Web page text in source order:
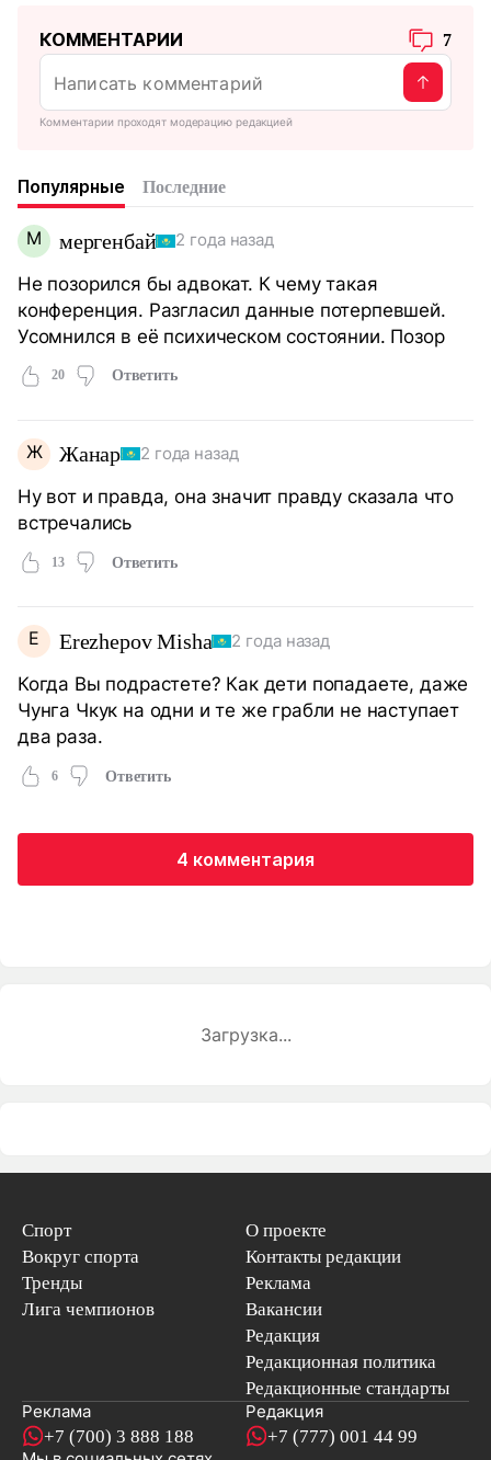
КОММЕНТАРИИ 7
Комментарии проходят модерацию редакцией
Популярные Последние
М мергенбай 2 года назад
Не позорился бы адвокат. К чему такая
конференция. Разгласил данные потерпевшей.
Усомнился в её психическом состоянии. Позор
20 Ответить
Ж Жанар 2 года назад
Ну вот и правда, она значит правду сказала что
встречались
13 Ответить
E Erezhepov Misha 2 года назад
Когда Вы подрастете? Как дети попадаете, даже
Чунга Чкук на одни и те же грабли не наступает
два раза.
6 Ответить
4 комментария
Загрузка...
Спорт
Вокруг спорта
Тренды
Лига чемпионов
О проекте
Контакты редакции
Реклама
Вакансии
Редакция
Редакционная политика
Редакционные стандарты
Реклама
+7 (700) 3 888 188
Редакция
+7 (777) 001 44 99